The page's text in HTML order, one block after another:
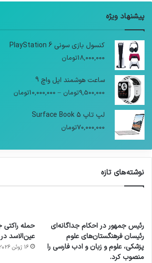
پیشنهاد ویژه
کنسول بازی سونی PlayStation 6
18,000,000تومان
ساعت هوشمند اپل واچ 9
9,500,000تومان –
10,000,000تومان
لپ تاپ Surface Book 5
70,000,000تومان
نوشته‌های تازه
رئیس جمهور در احکام جداگانه‌ای
رئیسان فرهنگستان‌های علوم
پزشکی، علوم و زبان و ادب فارسی را
منصوب کرد.
حمله راکتی
عین‌الاسد
16 ژوئن 2026